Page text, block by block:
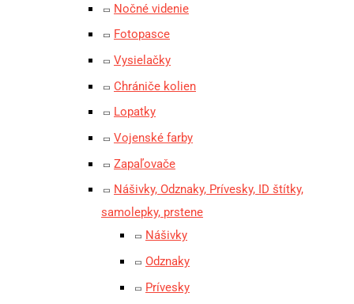
Nočné videnie
Fotopasce
Vysielačky
Chrániče kolien
Lopatky
Vojenské farby
Zapaľovače
Nášivky, Odznaky, Prívesky, ID štítky,
samolepky, prstene
Nášivky
Odznaky
Prívesky